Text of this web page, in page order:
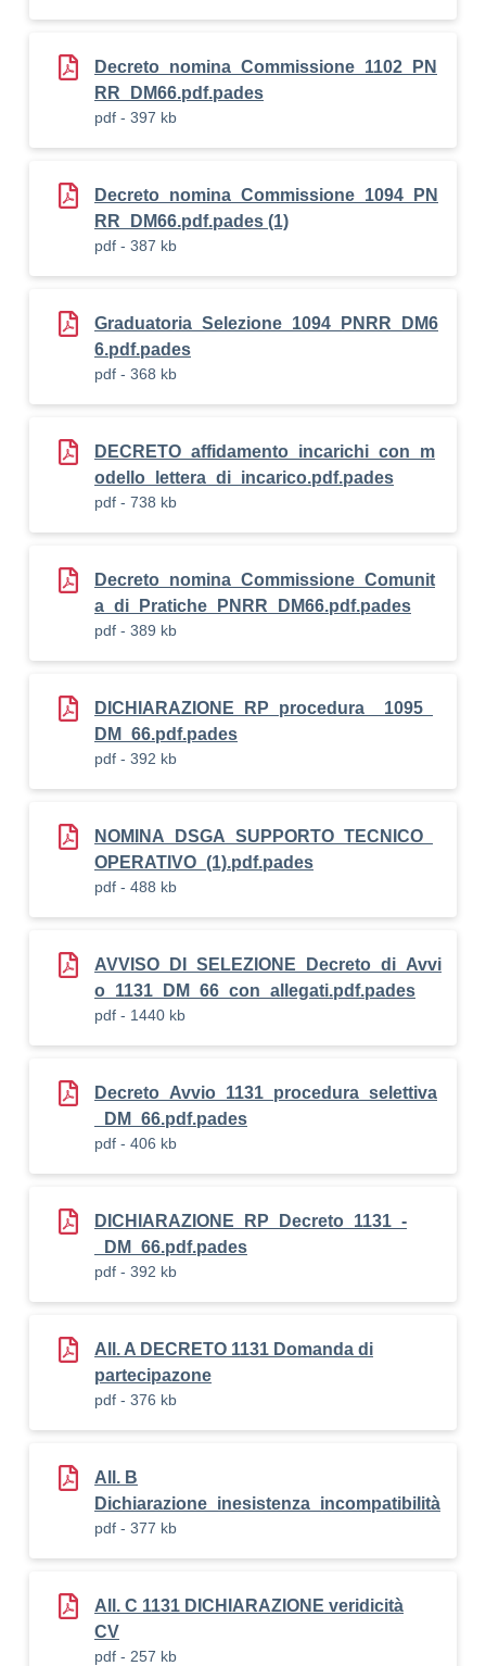
Decreto_nomina_Commissione_1102_PN
RR_DM66.pdf.pades
pdf - 397 kb
Decreto_nomina_Commissione_1094_PN
RR_DM66.pdf.pades (1)
pdf - 387 kb
Graduatoria_Selezione_1094_PNRR_DM6
6.pdf.pades
pdf - 368 kb
DECRETO_affidamento_incarichi_con_m
odello_lettera_di_incarico.pdf.pades
pdf - 738 kb
Decreto_nomina_Commissione_Comunit
a_di_Pratiche_PNRR_DM66.pdf.pades
pdf - 389 kb
DICHIARAZIONE_RP_procedura__1095_
DM_66.pdf.pades
pdf - 392 kb
NOMINA_DSGA_SUPPORTO_TECNICO_
OPERATIVO_(1).pdf.pades
pdf - 488 kb
AVVISO_DI_SELEZIONE_Decreto_di_Avvi
o_1131_DM_66_con_allegati.pdf.pades
pdf - 1440 kb
Decreto_Avvio_1131_procedura_selettiva
_DM_66.pdf.pades
pdf - 406 kb
DICHIARAZIONE_RP_Decreto_1131_-
_DM_66.pdf.pades
pdf - 392 kb
All. A DECRETO 1131 Domanda di
partecipazone
pdf - 376 kb
All. B
Dichiarazione_inesistenza_incompatibilità
pdf - 377 kb
All. C 1131 DICHIARAZIONE veridicità
CV
pdf - 257 kb